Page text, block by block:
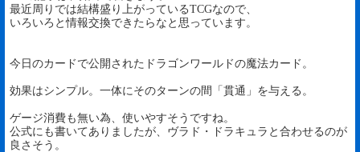
最近周りでは結構盛り上がっているTCGなので、
いろいろと情報交換できたらなと思っています。
今日のカードで公開されたドラゴンワールドの魔法カード。
効果はシンプル。一体にそのターンの間「貫通」を与える。
ゲージ消費も無い為、使いやすそうですね。
公式にも書いてありましたが、ヴラド・ドラキュラと合わせるのが
良さそう。